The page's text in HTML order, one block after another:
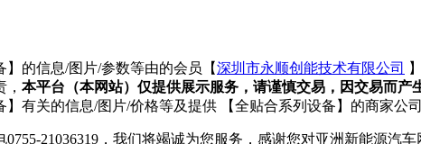
的信息/图片/参数等由的会员【深圳市永顺创能技术有限公司
本平台（本网站）仅提供展示服务，请谨慎交易，因交易而产
有关的信息/图片/价格等及提供 【全贴合系列设备】的商家公
21036319，我们将竭诚为您服务，感谢您对亚洲新能源汽车